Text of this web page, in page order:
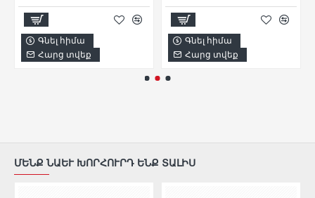
Գնել հիմա
Հարց տվեք
Գնել հիմա
Հարց տվեք
ՄԵՆՔ ՆԱԵՒ ԽՈՐՀՈՒՐԴ ԵՆՔ ՏԱԼԻՍ